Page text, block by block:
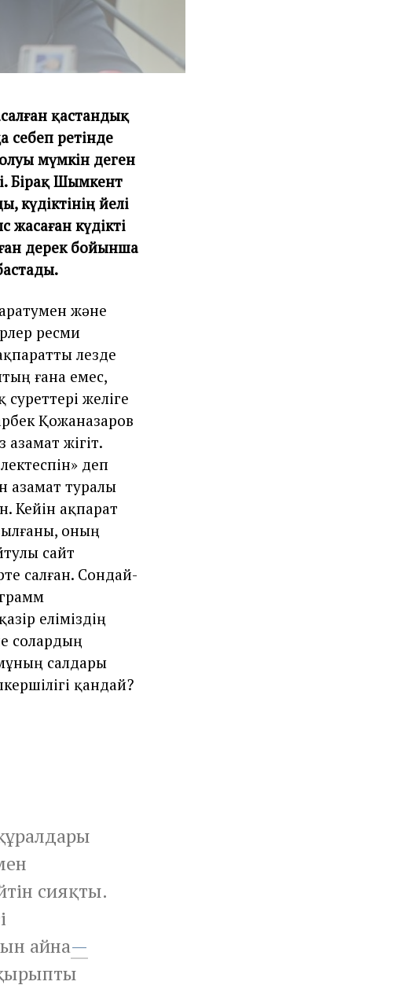
қастандық
себеп ретінде
мүмкін деген
Бірақ Шымкент
әйелі
жасаған күдікті
дерек бойынша
және
ресми
лезде
ғана емес,
желіге
Қожаназаров
жігіт.
деп
азамат туралы
Кейін ақпарат
оның
сайт
салған. Сондай-
еліміздің
солардың
салдары
қандай?
сияқты.
айна—